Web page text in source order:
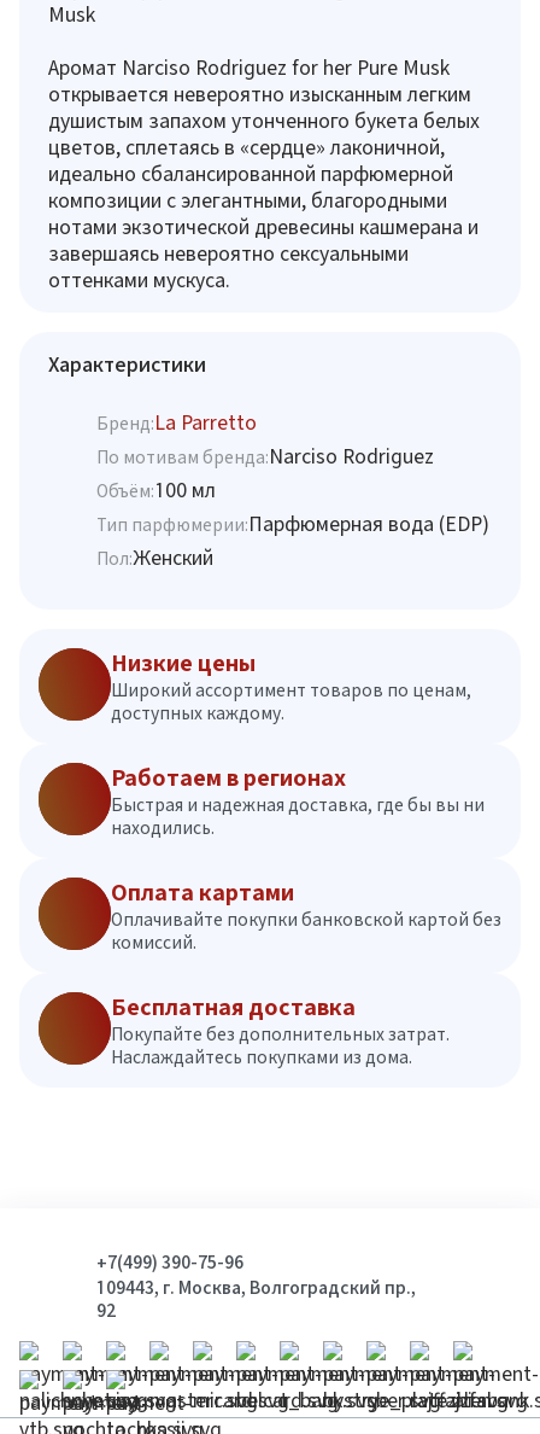
Musk
Аромат Narciso Rodriguez for her Pure Musk
открывается невероятно изысканным легким
душистым запахом утонченного букета белых
цветов, сплетаясь в «сердце» лаконичной,
идеально сбалансированной парфюмерной
композиции с элегантными, благородными
нотами экзотической древесины кашмерана и
завершаясь невероятно сексуальными
оттенками мускуса.
Характеристики
Бренд:La Parretto
По мотивам бренда:Narciso Rodriguez
Объём:100 мл
Тип парфюмерии:Парфюмерная вода (EDP)
Пол:Женский
Низкие цены
Широкий ассортимент товаров по ценам,
доступных каждому.
Работаем в регионах
Быстрая и надежная доставка, где бы вы ни
находились.
Оплата картами
Оплачивайте покупки банковской картой без
комиссий.
Бесплатная доставка
Покупайте без дополнительных затрат.
Наслаждайтесь покупками из дома.
+7(499) 390-75-96
109443, г. Москва, Волгоградский пр.,
92